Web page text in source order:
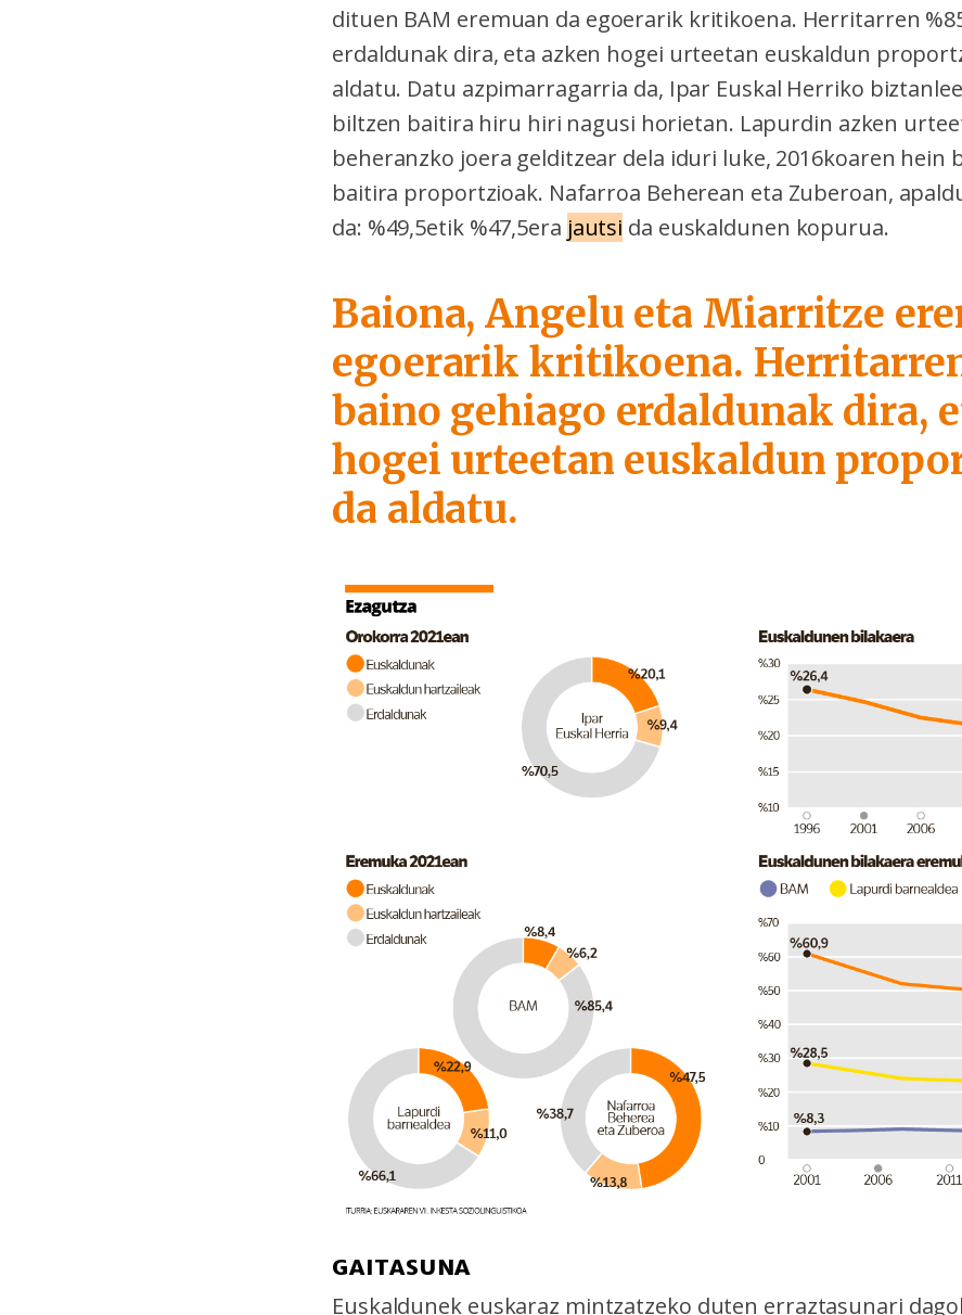
dituen BAM eremuan da egoerarik kritikoena. Herritarren
erdaldunak dira, eta azken hogei urteetan euskaldun
aldatu. Datu azpimarragarria da, Ipar Euskal Herriko
biltzen baitira hiru hiri nagusi horietan. Lapurdin azken
beheranzko joera gelditzear dela iduri luke, 2016koaren hein
baitira proportzioak. Nafarroa Beherean eta Zuberoan,
da: %49,5etik %47,5era jautsi da euskaldunen kopurua.
Baiona, Angelu eta Miarritze
egoerarik kritikoena.
baino gehiago erdaldunak dira,
hogei urteetan euskaldun
da aldatu.
GAITASUNA
Euskaldunek euskaraz mintzatzeko duten erraztasunari